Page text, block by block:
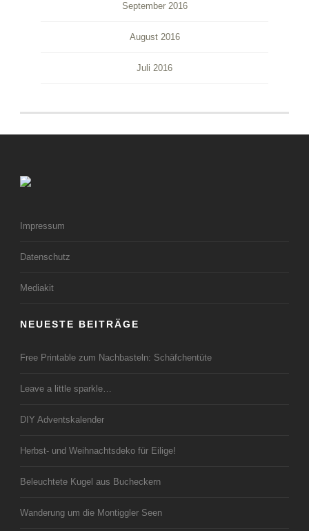
September 2016
August 2016
Juli 2016
Impressum
Datenschutz
Mediakit
NEUESTE BEITRÄGE
Free Printable zum Nachbasteln: Schäfchentüte
Leave a little sparkle…
DIY Adventskalender
Herbst- und Weihnachtsdeko für Eilige!
Beleuchtete Kugel aus Bucheckern
Wanderung um die Montiggler Seen